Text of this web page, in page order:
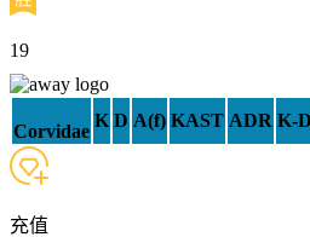
19
Corvidae
K D A(f) KAST ADR K-D
充值